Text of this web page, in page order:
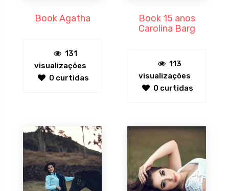
Book Agatha
131
visualizações
0 curtidas
Book 15 anos
Carolina Barg
113
visualizações
0 curtidas